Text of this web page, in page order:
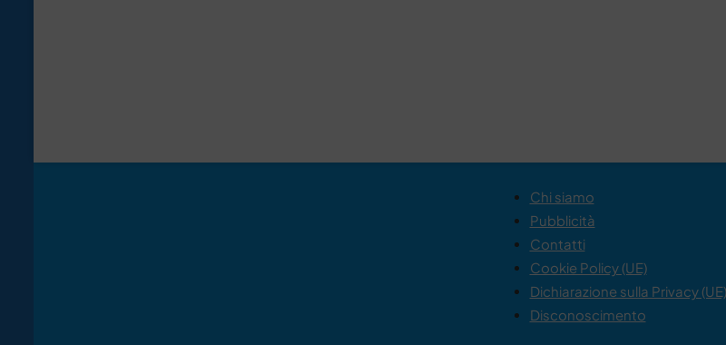
Chi siamo
Pubblicità
Contatti
Cookie Policy (UE)
Dichiarazione sulla Privacy (UE)
Disconoscimento